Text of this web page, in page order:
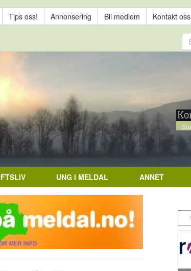
Tips oss! Annonsering Bli medlem Kontakt oss
UNG I MELDAL ANNET